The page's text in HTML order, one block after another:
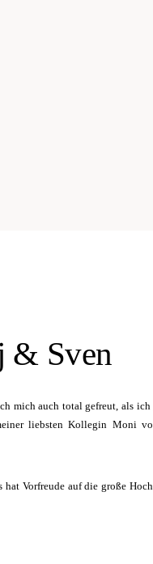
& Sven
mich auch total gefreut, als ich
liebsten Kollegin Moni
Vorfreude auf die große